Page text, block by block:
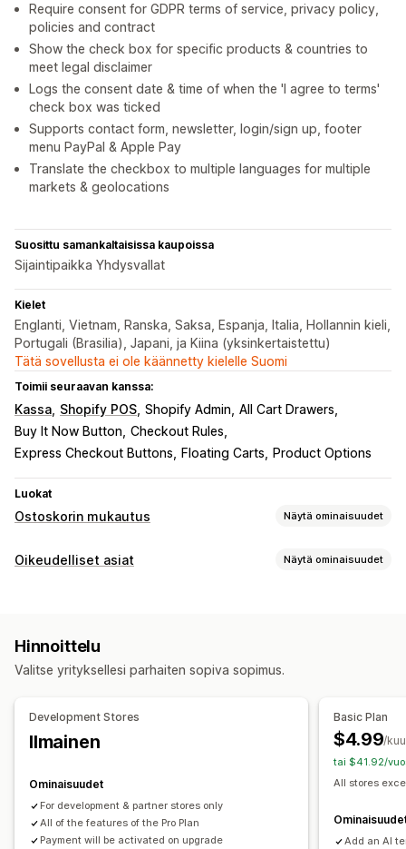
Require consent for GDPR terms of service, privacy policy,
policies and contract
Show the check box for specific products & countries to
meet legal disclaimer
Logs the consent date & time of when the 'I agree to terms'
check box was ticked
Supports contact form, newsletter, login/sign up, footer
menu PayPal & Apple Pay
Translate the checkbox to multiple languages for multiple
markets & geolocations
Suosittu samankaltaisissa kaupoissa
Sijaintipaikka Yhdysvallat
Kielet
Englanti, Vietnam, Ranska, Saksa, Espanja, Italia, Hollannin kieli,
Portugali (Brasilia), Japani, ja Kiina (yksinkertaistettu)
Tätä sovellusta ei ole käännetty kielelle Suomi
Toimii seuraavan kanssa:
Kassa Shopify POS Shopify Admin All Cart Drawers
Buy It Now Button Checkout Rules
Express Checkout Buttons
Floating Carts Product Options
Luokat
Ostoskorin mukautus Näytä ominaisuudet
Ostoskorin näkymä
Paikallaan pysyvä ostoskori
Ajastimet
Lisämyynti
Tuotesuositukset
Porrastetut palkinnot
Kassan mukauttaminen
Mukautetut muistiinpanot
Toimitustapojen säännöt
Oikeudelliset asiat Näytä ominaisuudet
Tietosuoja Verosäännösten noudattaminen
Käytäntöjen hallinnointi TSE-vaatimustenmukaisuus
Pienohjelmien sijainti
Mukautettu CSS-koodi
Sivurajoitus
Tuotekohdentaminen Geolokaatio
Hinnoittelu
Valitse yrityksellesi parhaiten sopiva sopimus.
Development Stores
Ilmainen
Ominaisuudet
For development & partner stores only
All of the features of the Pro Plan
Payment will be activated on upgrade
Basic Plan
$4.99/
tai $41.92/
All stores
Add an AI